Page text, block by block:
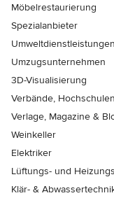
Möbelrestaurierung
Spezialanbieter
Umzugsunternehmen
3D-Visualisierung
Verbände,
Verlage, Magazine &
Weinkeller
Elektriker
Lüftungs- und
Klär- &